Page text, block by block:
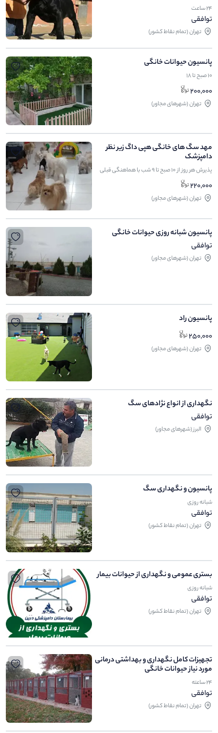
24 ساعت
توافقی
تهران (تمام نقاط کشور)
پانسیون حیوانات خانگی
۱۰ صبح تا ۱۸
200,000
تهران (شهرهای مجاور)
مهد سگ های خانگی هپی داگ زیر نظر
دامپزشک
پذیرش هر روز از 10 صبح تا 9 شب با هماهنگی قبلی
220,000
تهران (شهرهای مجاور)
پانسیون شبانه روزی حیوانات خانگی
توافقی
تهران (شهرهای مجاور)
پانسیون راد
250,000
تهران (شهرهای مجاور)
نگهداری از انواع نژادهای سگ
توافقی
البرز (شهرهای مجاور)
پانسیون و نگهداری سگ
شبانه روزی
توافقی
تهران (تمام نقاط کشور)
بستری عمومی و نگهداری از حیوانات بیمار
شبانه روزی
توافقی
تهران (تمام نقاط کشور)
تجهیزات کامل نگهداری و بهداشتی درمانی
مورد نیاز حیوانات خانگی
۲۴ ساعته
توافقی
تهران (تمام نقاط کشور)